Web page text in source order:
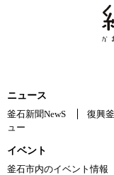
ニュース
釜石新聞NewS
復興
ュー
イベント
釜石市内のイベント情報